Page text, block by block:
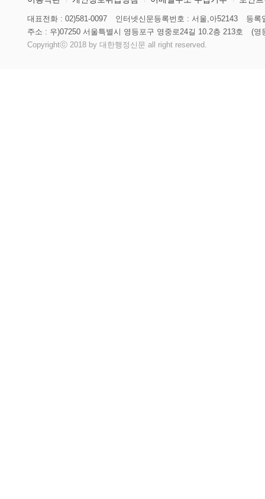
대표전화 : 02)581-0097 인터넷신문등록번호 : 서울,아52143
등록
주소 : 우)07250 서울특별시 영등포구 영중로24길 10.2층 213호
(영
Copyrightⓒ 2018 by 대한행정신문 all right reserved.